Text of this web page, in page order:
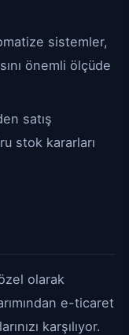
sistemler,
önemli ölçüde
satış
stok kararları
olarak
e-ticaret
karşılıyor.